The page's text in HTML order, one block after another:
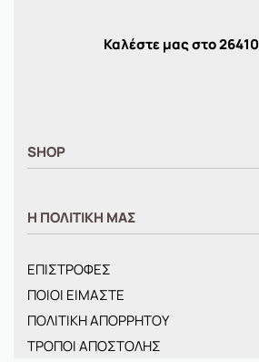
Καλέστε μας στο26410
SHOP
ΓΥΝΑΙΚΕΙΑ
BRANDS
ΝΕΕΣ ΑΦΙΞΕΙΣ
OFFERS
ΤΣΑΝΤΕΣ
Η ΠΟΛΙΤΙΚΗ ΜΑΣ
ΕΠΙΣΤΡΟΦΕΣ
ΠΟΙΟΙ ΕΙΜΑΣΤΕ
ΠΟΛΙΤΙΚΗ ΑΠΟΡΡΗΤΟΥ
ΤΡΟΠΟΙ ΑΠΟΣΤΟΛΗΣ